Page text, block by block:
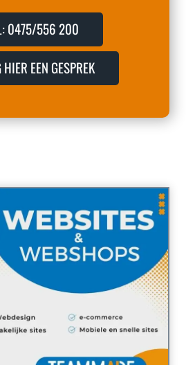
0475/556 200
EEN GESPREK